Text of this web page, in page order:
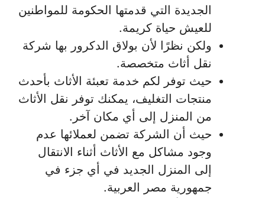
الجديدة التي قدمتها الحكومة للمواطنين
للعيش حياة كريمة.
ولكن نظرًا لأن بولاق الدكرور بها شركة
نقل أثاث متخصصة.
حيث توفر لكم خدمة تعبئة الأثاث بأحدث
منتجات التغليف، يمكنك توفر نقل الأثاث
من المنزل إلى أي مكان آخر.
حيث أن الشركة تضمن لعملائها عدم
وجود مشاكل مع الأثاث أثناء الانتقال
إلى المنزل الجديد في أي جزء في
جمهورية مصر العربية.